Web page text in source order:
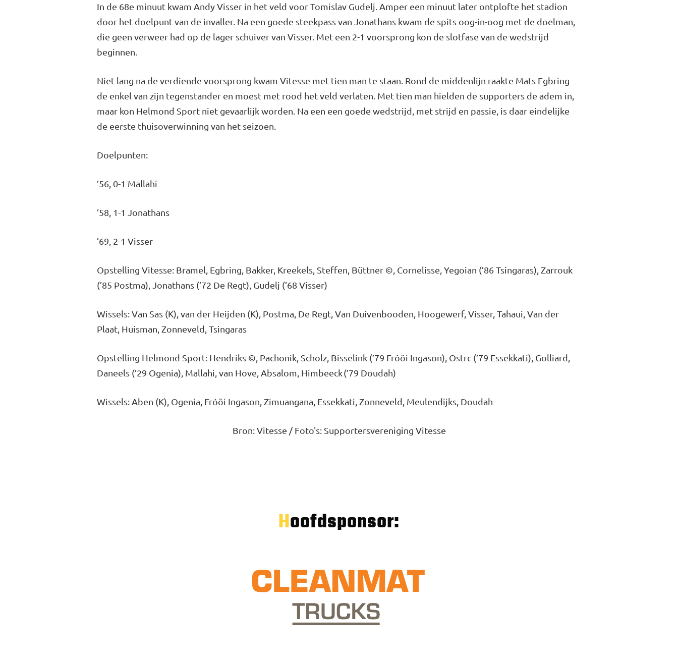
In de 68e minuut kwam Andy Visser in het veld voor Tomislav Gudelj. Amper een minuut later ontplofte het stadion
door het doelpunt van de invaller. Na een goede steekpass van Jonathans kwam de spits oog-in-oog met de doelman,
die geen verweer had op de lager schuiver van Visser. Met een 2-1 voorsprong kon de slotfase van de wedstrijd
beginnen.
Niet lang na de verdiende voorsprong kwam Vitesse met tien man te staan. Rond de middenlijn raakte Mats Egbring
de enkel van zijn tegenstander en moest met rood het veld verlaten. Met tien man hielden de supporters de adem in,
maar kon Helmond Sport niet gevaarlijk worden. Na een een goede wedstrijd, met strijd en passie, is daar eindelijke
de eerste thuisoverwinning van het seizoen.
Doelpunten:
’56, 0-1 Mallahi
’58, 1-1 Jonathans
’69, 2-1 Visser
Opstelling Vitesse: Bramel, Egbring, Bakker, Kreekels, Steffen, Büttner ©, Cornelisse, Yegoian (’86 Tsingaras), Zarrouk
(’85 Postma), Jonathans (’72 De Regt), Gudelj (’68 Visser)
Wissels: Van Sas (K), van der Heijden (K), Postma, De Regt, Van Duivenbooden, Hoogewerf, Visser, Tahaui, Van der
Plaat, Huisman, Zonneveld, Tsingaras
Opstelling Helmond Sport: Hendriks ©, Pachonik, Scholz, Bisselink (’79 Fróõi Ingason), Ostrc (’79 Essekkati), Golliard,
Daneels (’29 Ogenia), Mallahi, van Hove, Absalom, Himbeeck (’79 Doudah)
Wissels: Aben (K), Ogenia, Fróõi Ingason, Zimuangana, Essekkati, Zonneveld, Meulendijks, Doudah
Bron: Vitesse / Foto's: Supportersvereniging Vitesse
Hoofdsponsor: